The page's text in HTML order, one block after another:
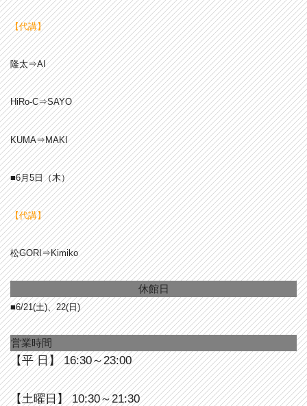
【代講】
隆太⇒AI
HiRo-C⇒SAYO
KUMA⇒MAKI
■6月5日（木）
【代講】
松GORI⇒Kimiko
休館日
■6/21(土)、22(日)
営業時間
【平 日】 16:30～23:00
【土曜日】 10:30～21:30